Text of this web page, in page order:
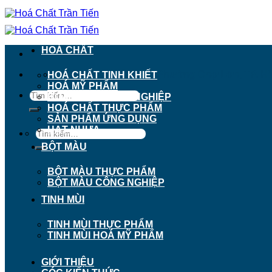
Chuyển
đến
nội
911 - 913 Nguyễn Trãi, Phường Chợ Lớn, TP.
Tìm
kiếm:
Tìm
kiếm:
HOÁ CHẤT
HOÁ CHẤT TINH KHIẾT
HOÁ MỸ PHẨM
HOÁ CHẤT CÔNG NGHIỆP
HOÁ CHẤT THỰC PHẨM
SẢN PHẨM ỨNG DỤNG
HẠT NHỰA
BỘT MÀU
BỘT MÀU THỰC PHẨM
BỘT MÀU CÔNG NGHIỆP
TINH MÙI
TINH MÙI THỰC PHẨM
TINH MÙI HOÁ MỸ PHẨM
GIỚI THIỆU